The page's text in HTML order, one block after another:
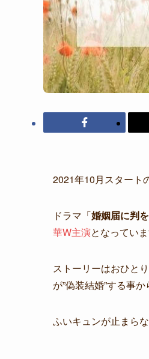
2021年10月スタート
ドラマ「婚姻届に判
華W主演となっていま
ストーリーはおひと
が”偽装結婚”する事
ふいキュンが止まら